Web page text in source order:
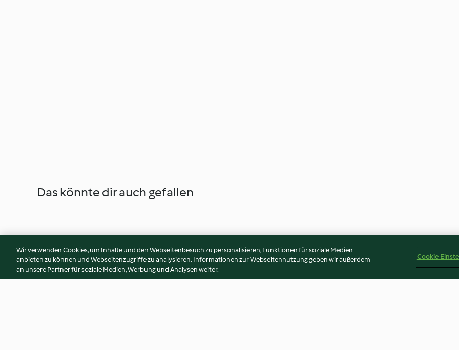
Das könnte dir auch gefallen
Wir verwenden Cookies, um Inhalte und den Webseitenbesuch zu personalisieren, Funktionen für soziale Medien
anbieten zu können und Webseitenzugriffe zu analysieren. Informationen zur Webseitennutzung geben wir außerdem
an unsere Partner für soziale Medien, Werbung und Analysen weiter.
Cookie